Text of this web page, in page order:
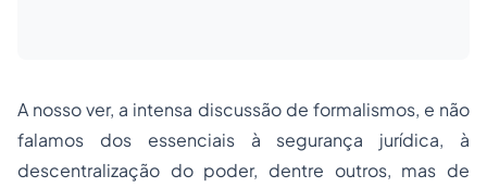
A nosso ver, a intensa discussão de formalismos, e não
falamos dos essenciais à segurança jurídica, à
descentralização do poder, dentre outros, mas de